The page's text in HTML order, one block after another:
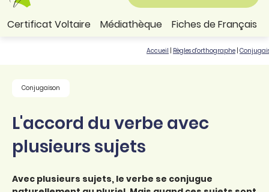
Certificat Voltaire Médiathèque Fiches de Français
Accueil Règles d'orthographe
Conjugaison
L'accord du verbe avec
plusieurs sujets
Avec plusieurs sujets, le verbe se conjugue